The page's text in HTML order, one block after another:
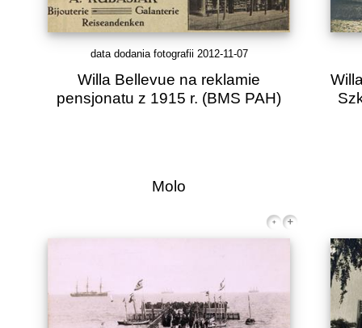
data dodania fotografii 2012-11-07
Willa Bellevue na reklamie
pensjonatu z 1915 r. (BMS PAH)
Molo